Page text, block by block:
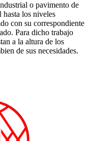
o pavimento de
hasta los niveles
con su correspondiente
Para dicho trabajo
a la altura de los
de sus necesidades.